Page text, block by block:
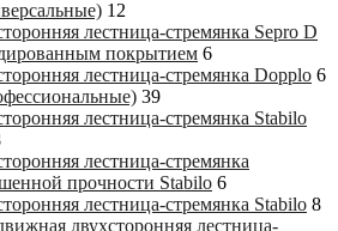
12
лестница-стремянка Sepro D
покрытием 6
лестница-стремянка Dopplo 6
39
лестница-стремянка Stabilo
лестница-стремянка
прочности Stabilo 6
лестница-стремянка Stabilo 8
двухсторонняя лестница-